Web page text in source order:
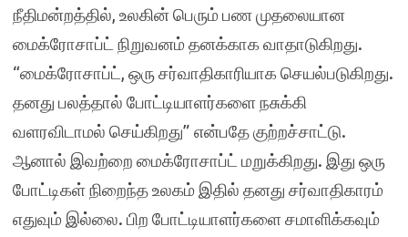
நீதிமன்றத்தில், உலகின் பெரும் பண முதலையான
மைக்ரோசாப்ட் நிறுவனம் தனக்காக வாதாடுகிறது.
“மைக்ரோசாப்ட், ஒரு சர்வாதிகாரியாக செயல்படுகிறது.
தனது பலத்தால் போட்டியாளர்களை நசுக்கி
வளரவிடாமல் செய்கிறது” என்பதே குற்றச்சாட்டு.
ஆனால் இவற்றை மைக்ரோசாப்ட் மறுக்கிறது. இது ஒரு
போட்டிகள் நிறைந்த உலகம் இதில் தனது சர்வாதிகாரம்
எதுவும் இல்லை. பிற போட்டியாளர்களை சமாளிக்கவும்